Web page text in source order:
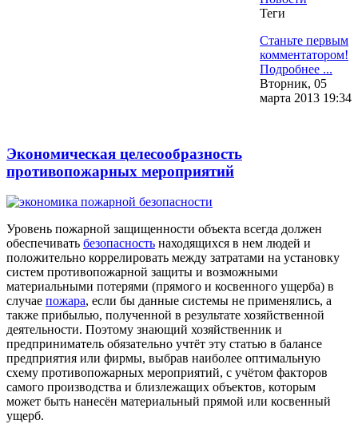
Теги
Станьте первым
комментатором!
Подробнее ...
Вторник, 05
марта 2013 19:34
Экономическая целесообразность
противопожарных мероприятий
Уровень пожарной защищенности объекта всегда должен
обеспечивать безопасность находящихся в нем людей и
положительно коррелировать между затратами на установку
систем противопожарной защиты и возможными
материальными потерями (прямого и косвенного ущерба) в
случае пожара, если бы данные системы не применялись, а
также прибылью, полученной в результате хозяйственной
деятельности. Поэтому знающий хозяйственник и
предприниматель обязательно учтёт эту статью в балансе
предприятия или фирмы, выбрав наиболее оптимальную
схему противопожарных мероприятий, с учётом факторов
самого производства и близлежащих объектов, которым
может быть нанесён материальный прямой или косвенный
ущерб.